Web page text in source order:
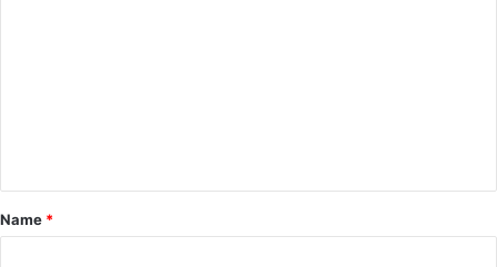
*
Name *